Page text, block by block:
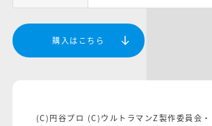
購入はこちら
(C)円谷プロ (C)ウルトラマンZ製作委員会